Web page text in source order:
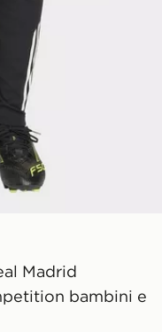
Madrid
bambini e